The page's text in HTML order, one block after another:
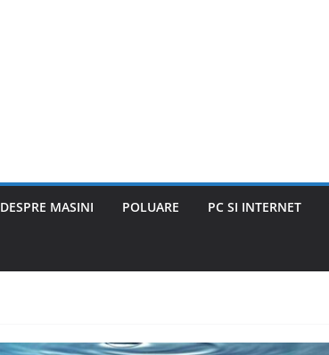
DESPRE MASINI POLUARE PC SI INTERNET